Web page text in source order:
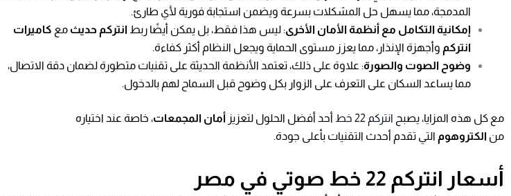
المدمجة، مما يسهل حل المشكلات بسرعة ويضمن استجابة فورية لأي طارئ.
إمكانية التكامل مع أنظمة الأمان الأخرى: ليس هذا فقط، بل يمكن أيضًا ربط انتركم حديث مع كاميرات
انتركم وأجهزة الإنذار، مما يعزز مستوى الحماية ويجعل النظام أكثر كفاءة.
وضوح الصوت والصورة: علاوة على ذلك، تعتمد الأنظمة الحديثة على تقنيات متطورة لضمان دقة الاتصال،
مما يساعد السكان على التعرف على الزوار بكل وضوح قبل السماح لهم بالدخول.
مع كل هذه المزايا، يصبح انتركم 22 خط أحد أفضل الحلول لتعزيز أمان المجمعات، خاصة عند اختياره
من الكتروهوم التي تقدم أحدث التقنيات بأعلى جودة.
أسعار انتركم 22 خط صوتي في مصر